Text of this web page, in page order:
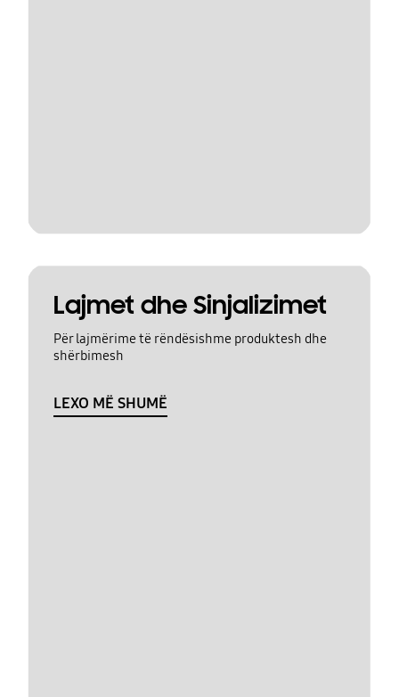
Lajmet dhe Sinjalizimet
Për lajmërime të rëndësishme produktesh dhe
shërbimesh
LEXO MË SHUMË